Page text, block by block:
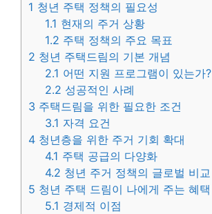
1 청년 주택 정책의 필요성
1.1 현재의 주거 상황
1.2 주택 정책의 주요 목표
2 청년 주택드림의 기본 개념
2.1 어떤 지원 프로그램이 있는가?
2.2 성공적인 사례
3 주택드림을 위한 필요한 조건
3.1 자격 요건
4 청년층을 위한 주거 기회 확대
4.1 주택 공급의 다양화
4.2 청년 주거 정책의 글로벌 비교
5 청년 주택 드림이 나에게 주는 혜택
5.1 경제적 이점